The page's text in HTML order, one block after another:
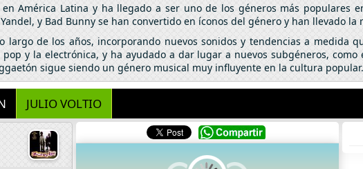
América Latina y ha llegado a ser uno de los géneros más populares
y Bad Bunny se han convertido en íconos del género y han llevado
largo de los años, incorporando nuevos sonidos y tendencias a medida
y la electrónica, y ha ayudado a dar lugar a nuevos subgéneros,
sigue siendo un género musical muy influyente en la cultura popular.
JULIO VOLTIO